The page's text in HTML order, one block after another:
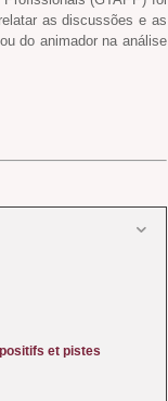
as discussões e as
do animador na análise
et pistes